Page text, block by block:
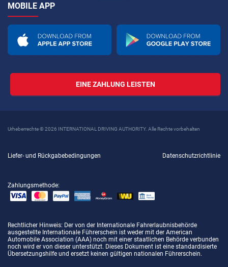
MOBILE APP
EINE ZAHLUNG LEISTEN
Urheberrechte © 2026 INTERNATIONAL DRIVING AUTHORITY. Alle Rechte vorbehalten
Liefer- und Rückgabebedingungen Datenschutzrichtlinie
Zahlungsmethode:
Rechtlicher Hinweis: Der von der Internationale Fahrerlaubnisbehörde
ausgestellte Internationale Führerschein ist weder mit der American
Automobile Association (AAA) noch mit einer staatlichen Behörde verbunden
noch wird er von dieser unterstützt. Dieses Dokument ist eine standardisierte
Übersetzungshilfe und ersetzt keinen gültigen nationalen Führerschein.